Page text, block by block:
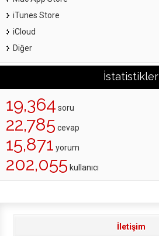
iTunes Store
iCloud
Diğer
İstatistikler
19,364 soru
22,785 cevap
15,871 yorum
202,055 kullanıcı
İletişim